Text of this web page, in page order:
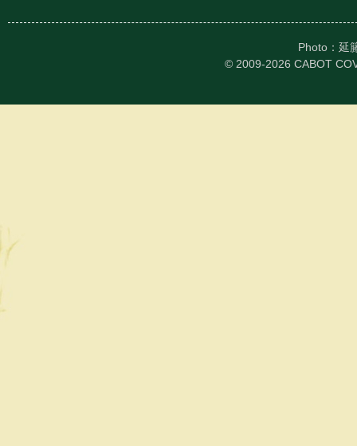
Photo：延
© 2009-2026 CABOT